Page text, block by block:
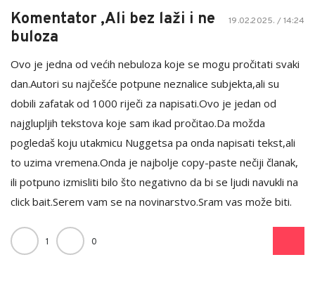
Komentator ,Ali bez laži i ne
buloza
19.02.2025. / 14:24
Ovo je jedna od većih nebuloza koje se mogu pročitati svaki
dan.Autori su najčešće potpune neznalice subjekta,ali su
dobili zafatak od 1000 riječi za napisati.Ovo je jedan od
najglupljih tekstova koje sam ikad pročitao.Da možda
pogledaš koju utakmicu Nuggetsa pa onda napisati tekst,ali
to uzima vremena.Onda je najbolje copy-paste nečiji članak,
ili potpuno izmisliti bilo što negativno da bi se ljudi navukli na
click bait.Serem vam se na novinarstvo.Sram vas može biti.
1 0